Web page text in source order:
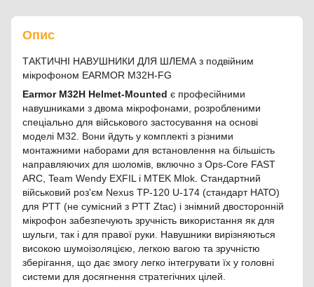
Опис
ТАКТИЧНІ НАВУШНИКИ ДЛЯ ШЛЕМА з подвійним
мікрофоном EARMOR M32H-FG
Earmor M32H Helmet-Mounted є професійними
навушниками з двома мікрофонами, розробленими
спеціально для військового застосування на основі
моделі M32. Вони йдуть у комплекті з різними
монтажними наборами для встановлення на більшість
направляючих для шоломів, включно з Ops-Core FAST
ARC, Team Wendy EXFIL і MTEK Mlok. Стандартний
військовий роз'єм Nexus TP-120 U-174 (стандарт НАТО)
для PTT (не сумісний з PTT Ztac) і знімний двосторонній
мікрофон забезпечують зручність використання як для
шульги, так і для правої руки. Навушники вирізняються
високою шумоізоляцією, легкою вагою та зручністю
зберігання, що дає змогу легко інтегрувати їх у головні
системи для досягнення стратегічних цілей.